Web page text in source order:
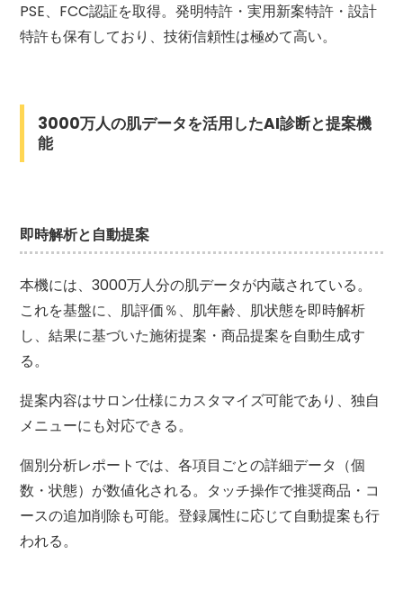
PSE、FCC認証を取得。発明特許・実用新案特許・設計
特許も保有しており、技術信頼性は極めて高い。
3000万人の肌データを活用したAI診断と提案機
能
即時解析と自動提案
本機には、3000万人分の肌データが内蔵されている。
これを基盤に、肌評価％、肌年齢、肌状態を即時解析
し、結果に基づいた施術提案・商品提案を自動生成す
る。
提案内容はサロン仕様にカスタマイズ可能であり、独自
メニューにも対応できる。
個別分析レポートでは、各項目ごとの詳細データ（個
数・状態）が数値化される。タッチ操作で推奨商品・コ
ースの追加削除も可能。登録属性に応じて自動提案も行
われる。